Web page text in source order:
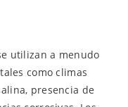
utilizan a menudo
como climas
presencia de